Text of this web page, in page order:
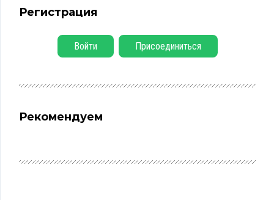
Регистрация
Войти Присоединиться
Рекомендуем